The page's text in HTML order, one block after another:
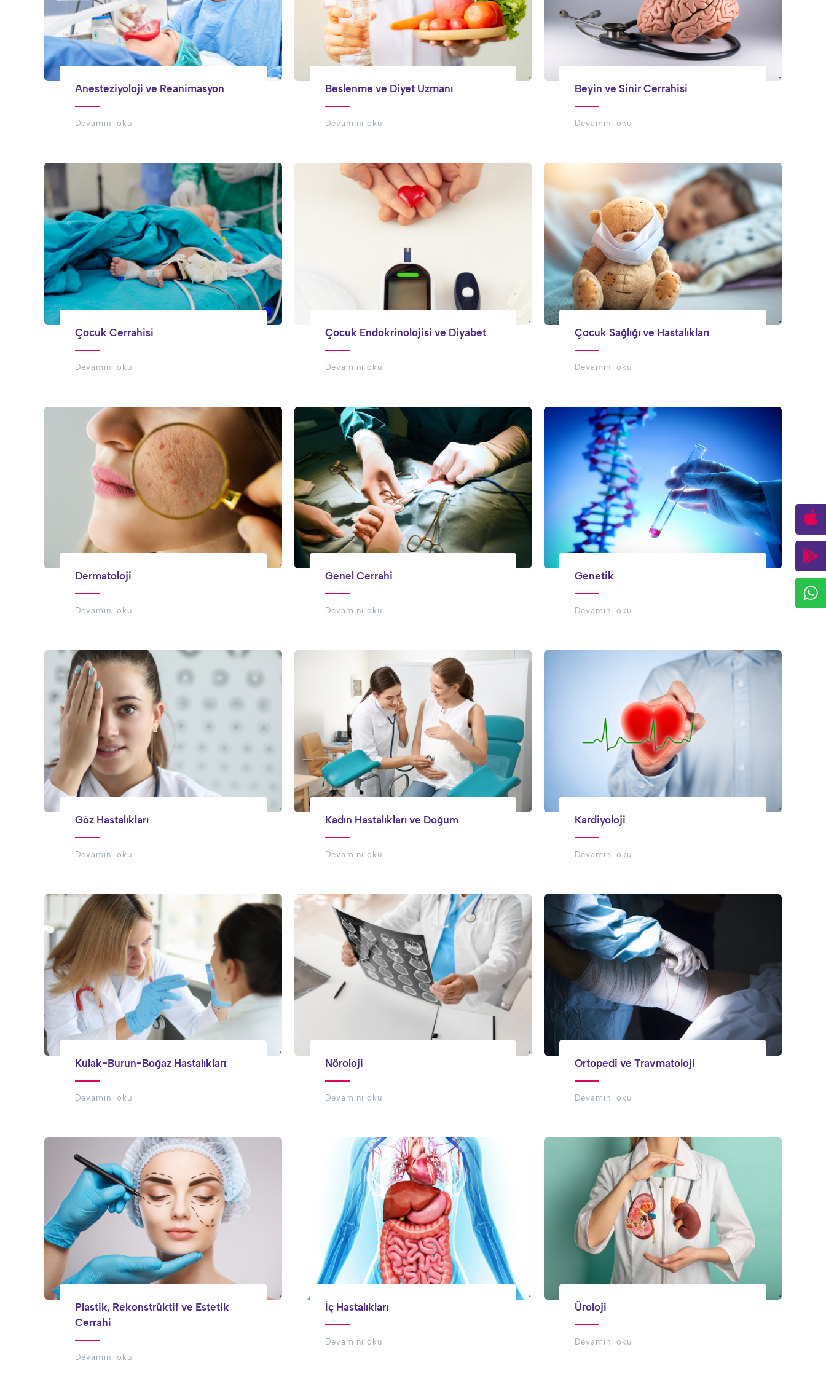
Anesteziyoloji ve Reanimasyon
Devamını oku
Beslenme ve Diyet Uzmanı
Devamını oku
Beyin ve Sinir Cerrahisi
Devamını oku
Çocuk Cerrahisi
Devamını oku
Çocuk Endokrinolojisi ve Diyabet
Devamını oku
Çocuk Sağlığı ve Hastalıkları
Devamını oku
Dermatoloji
Devamını oku
Genel Cerrahi
Devamını oku
Genetik
Devamını oku
Göz Hastalıkları
Devamını oku
Kadın Hastalıkları ve Doğum
Devamını oku
Kardiyoloji
Devamını oku
Kulak-Burun-Boğaz Hastalıkları
Devamını oku
Nöroloji
Devamını oku
Ortopedi ve Travmatoloji
Devamını oku
Plastik, Rekonstrüktif ve Estetik
Cerrahi
Devamını oku
İç Hastalıkları
Devamını oku
Üroloji
Devamını oku